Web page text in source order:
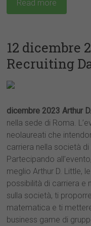
Read more
12 dicembre
Recruiting
dicembre 2023 Arthur
nella sede di Roma.
neolaureati che
carriera nella società
Partecipando
meglio Arthur D. Little,
possibilità di carriera e
sulla società, ti
matematica e ti
business game di